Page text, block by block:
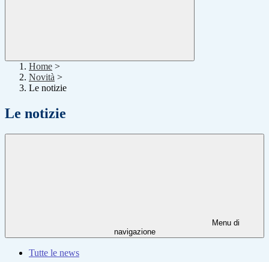
Home >
Novità >
Le notizie
Le notizie
Menu di
navigazione
Tutte le news